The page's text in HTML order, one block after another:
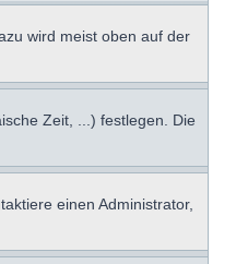
wird meist oben auf der
Zeit, ...) festlegen. Die
einen Administrator,